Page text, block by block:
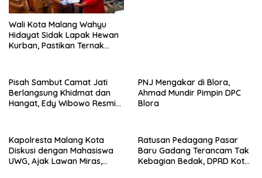
Wali Kota Malang Wahyu
Hidayat Sidak Lapak Hewan
Kurban, Pastikan Ternak
Pisah Sambut Camat Jati
Berlangsung Khidmat dan
Hangat, Edy Wibowo Resmi
PNJ Mengakar di Blora,
Ahmad Mundir Pimpin DPC
Blora
Kapolresta Malang Kota
Diskusi dengan Mahasiswa
UWG, Ajak Lawan Miras,
Ratusan Pedagang Pasar
Baru Gadang Terancam Tak
Kebagian Bedak, DPRD Kota